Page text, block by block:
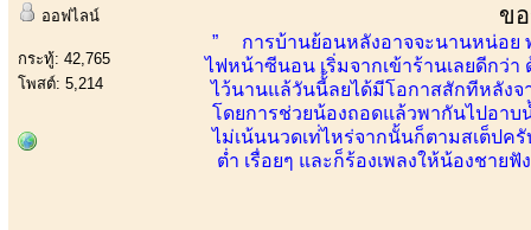
ออฟไลน์
กระทู้: 42,765
โพสต์: 5,214
ข
” การบ้านย้อนหลังอาจจะนานหน่อย
ไฟหน้าซีนอน เริ่มจากเข้าร้านเลยดีกว่า
ไว้นานแล้วันนี้้ลยได้มีโอกาสสักทีหลัง
โดยการช่วยน้องถอดแล้วพากันไปอาบ
ไม่เน้นนวดเท่่ไหร่จากนั้นก็ตามสเต็ปค
ต่ำ เรื่อยๆ และก็ร้องเพลงให้น้องชาย